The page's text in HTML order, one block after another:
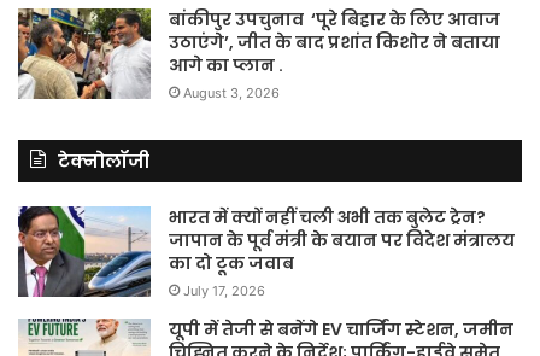
बांकीपुर उपचुनाव ‘पूरे बिहार के लिए आवाज
उठाएंगे’, जीत के बाद प्रशांत किशोर ने बताया
आगे का प्लान .
August 3, 2026
टेक्नोलॉजी
भारत में क्यों नहीं चली अभी तक बुलेट ट्रेन?
जापान के पूर्व मंत्री के बयान पर विदेश मंत्रालय
का दो टूक जवाब
July 17, 2026
यूपी में तेजी से बनेंगे EV चार्जिंग स्टेशन, जमीन